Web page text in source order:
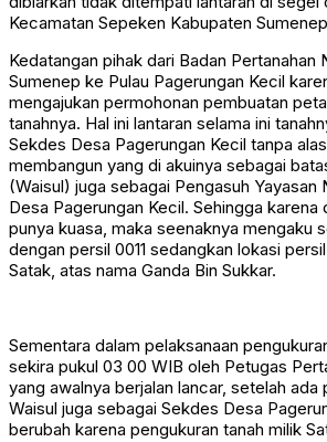
Kecamatan Sepeken Kabupaten
Kedatangan pihak dari Badan Pertanahan
Sumenep ke Pulau Pagerungan Kecil
mengajukan permohonan pembuatan
tanahnya. Hal ini lantaran selama ini
Sekdes Desa Pagerungan Kecil tanpa
membangun yang di akuinya sebagai
(Waisul) juga sebagai Pengasuh Yayasan
Desa Pagerungan Kecil. Sehingga karena
punya kuasa, maka seenaknya mengaku
dengan persil 0011 sedangkan lokasi persil
Satak, atas nama Ganda Bin Sukkar.
Sementara dalam pelaksanaan
sekira pukul 03 00 WIB oleh Petugas
yang awalnya berjalan lancar, setelah ada
Waisul juga sebagai Sekdes Desa
berubah karena pengukuran tanah milik